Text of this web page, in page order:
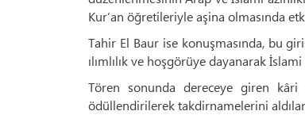
Kur’an öğretileriyle aşina olmasında
Tahir El Baur ise konuşmasında, bu
ılımlılık ve hoşgörüye dayanarak
Tören sonunda dereceye giren kâri
ödüllendirilerek takdirnamelerini